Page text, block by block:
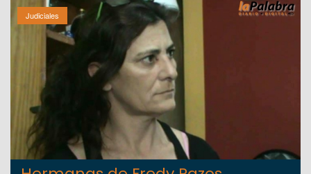
Judiciales